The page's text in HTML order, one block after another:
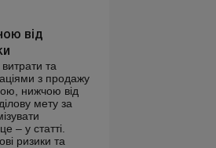
від
та
з продажу
нижчою від
мету за
– у статті.
ризики та